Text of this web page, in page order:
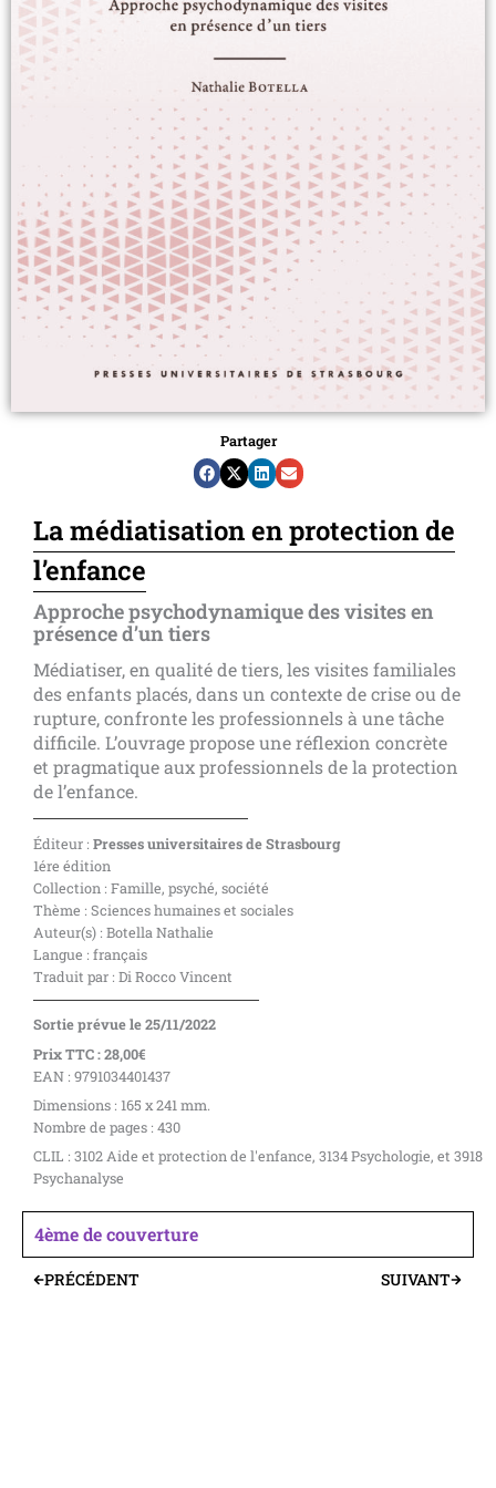
Partager
La médiatisation en protection de
l’enfance
Approche psychodynamique des visites en
présence d’un tiers
Médiatiser, en qualité de tiers, les visites familiales
des enfants placés, dans un contexte de crise ou de
rupture, confronte les professionnels à une tâche
difficile. L’ouvrage propose une réflexion concrète
et pragmatique aux professionnels de la protection
de l’enfance.
Éditeur : Presses universitaires de Strasbourg
1ére édition
Collection : Famille, psyché, société
Thème : Sciences humaines et sociales
Auteur(s) : Botella Nathalie
Langue : français
Traduit par : Di Rocco Vincent
Sortie prévue le 25/11/2022
Prix TTC : 28,00€
EAN : 9791034401437
Dimensions : 165 x 241 mm.
Nombre de pages : 430
CLIL : 3102 Aide et protection de l'enfance, 3134 Psychologie, et 3918
Psychanalyse
4ème de couverture
Précédent
PRÉCÉDENT SUIVANTSuivant